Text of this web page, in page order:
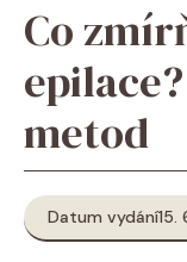
Co
metod
Datum vydání15.